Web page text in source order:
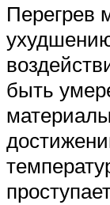
Перегрев
быть